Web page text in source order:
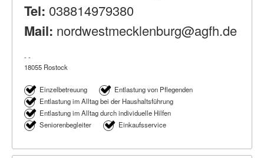
Tel: 038814979380
Mail: nordwestmecklenburg@agfh.de
- -
18055 Rostock
Einzelbetreuung
Entlastung von Pflegenden
Entlastung im Alltag bei der Haushaltsführung
Entlastung im Alltag durch individuelle Hilfen
Seniorenbegleiter
Einkaufsservice